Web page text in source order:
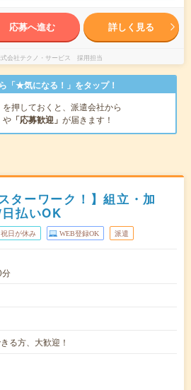
応募へ進む 詳しく見る
会社テクノ・サービス 採用担当
「★気になる！」をタップ！
を押しておくと、派遣会社から
や 「応募歓迎」 が届きます！
ターワーク！】組立・加
払いOK
祝日が休み WEB登録OK 派遣
分
る方、大歓迎！